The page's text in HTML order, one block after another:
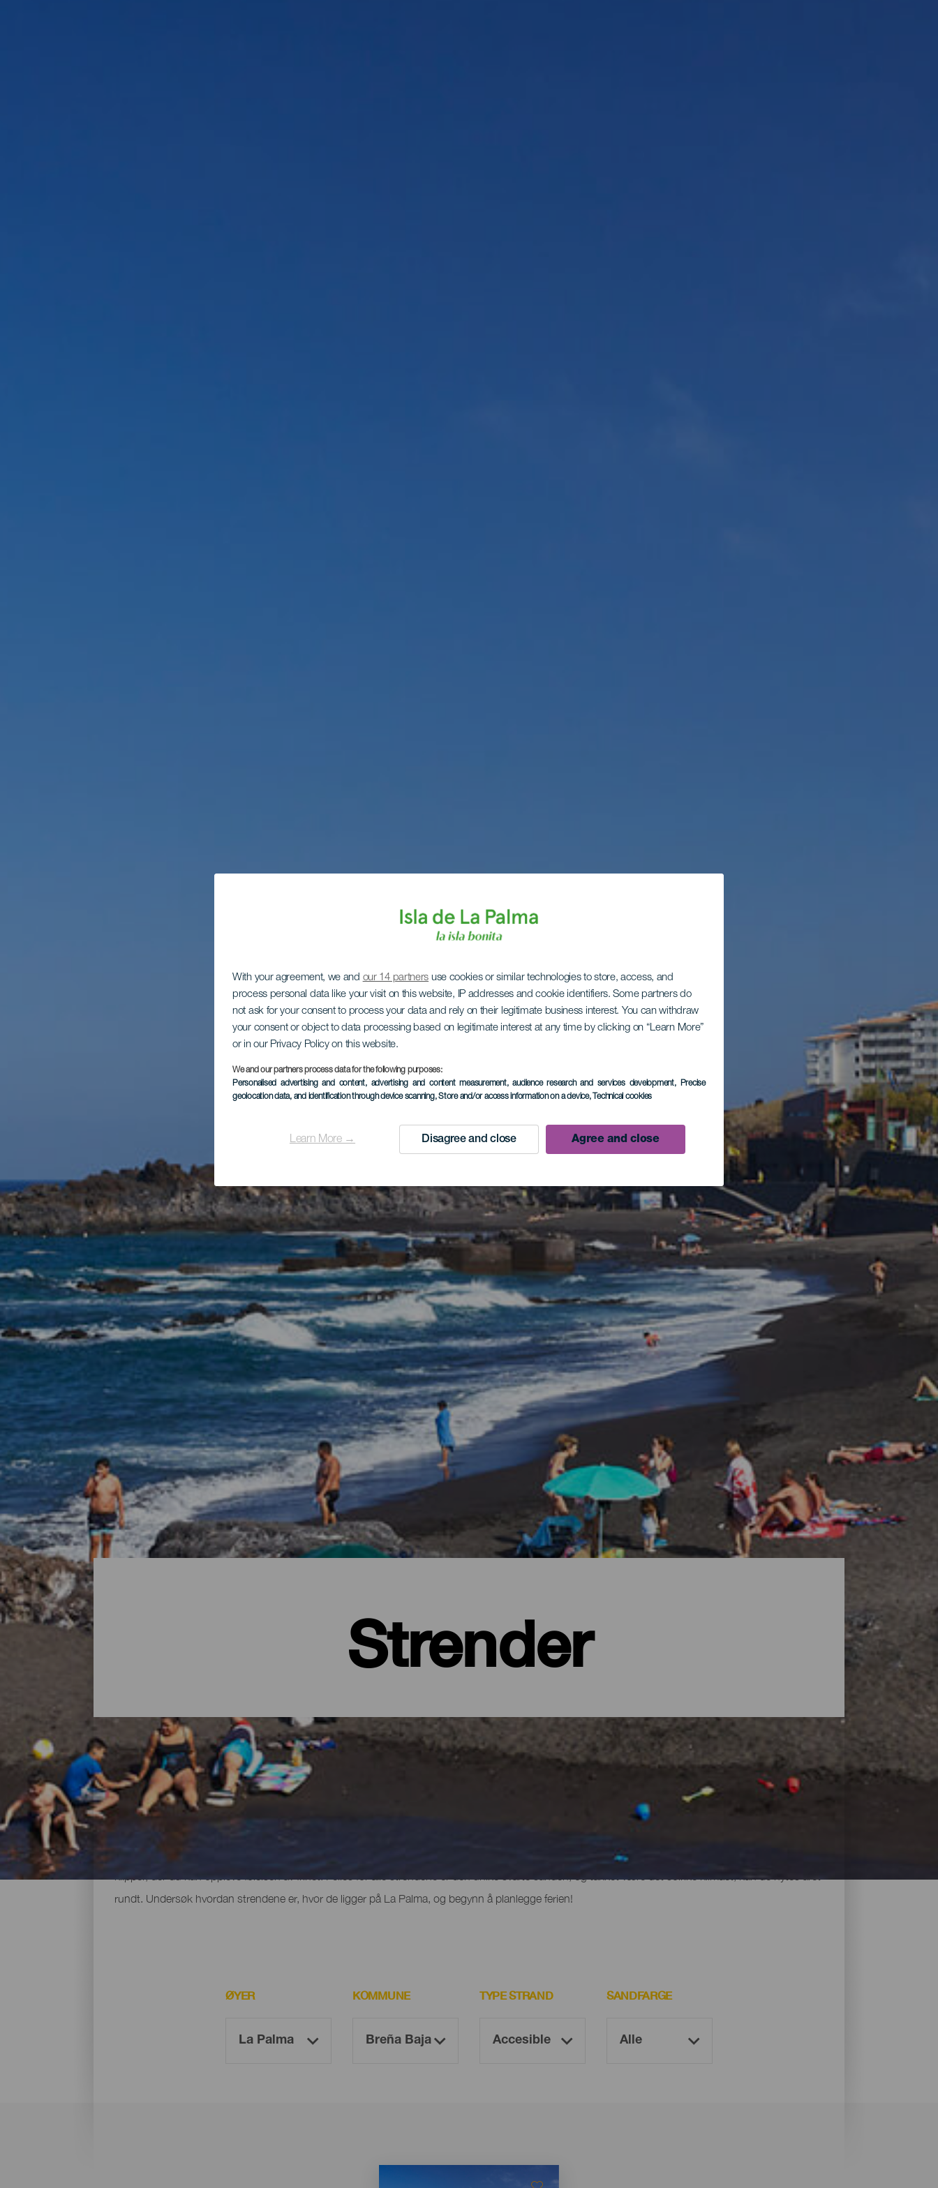
With your agreement, we and our 14 partners use cookies or similar technologies to store, access, and
process personal data like your visit on this website, IP addresses and cookie identifiers. Some partners do
not ask for your consent to process your data and rely on their legitimate business interest. You can withdraw
your consent or object to data processing based on legitimate interest at any time by clicking on “Learn More”
or in our Privacy Policy on this website.
We and our partners process data for the following purposes:
Personalised advertising and content, advertising and content measurement, audience research and services development, Precise
geolocation data, and identification through device scanning, Store and/or access information on a device, Technical cookies
Learn More → Disagree and close Agree and close
Strender
Alle strendene på La Palma
med flotte strender. Det finnes bystrender med alle fasiliteter, store strender hvor du finner din egen plass, og små strender, ved foten av fjell eller
rundt. Undersøk hvordan strendene er, hvor de ligger på La Palma, og begynn å planlegge ferien!
ØYER KOMMUNE TYPE STRAND SANDFARGE